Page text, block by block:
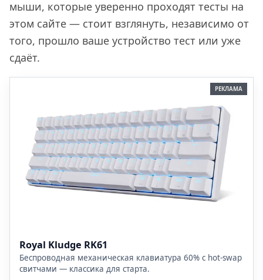
мыши, которые уверенно проходят тесты на
этом сайте — стоит взглянуть, независимо от
того, прошло ваше устройство тест или уже
сдаёт.
РЕКЛАМА
Royal Kludge RK61
Беспроводная механическая клавиатура 60% с hot-swap
свитчами — классика для старта.